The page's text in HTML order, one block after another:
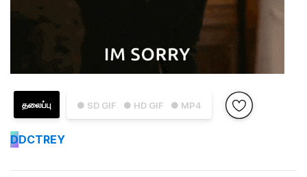
● SD GIF ● HD GIF ● MP4
தலைப்பு
DDCTREY